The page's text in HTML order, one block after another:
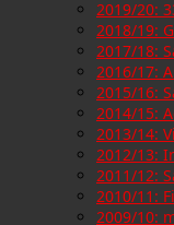
2019/20:
2018/19:
2017/18:
2016/17:
2015/16:
2014/15:
2013/14:
2012/13:
2011/12:
2010/11:
2009/10: